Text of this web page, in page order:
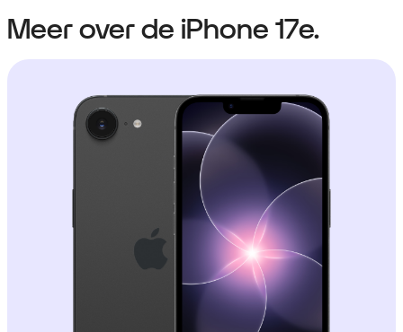
Meer over de iPhone 17e.